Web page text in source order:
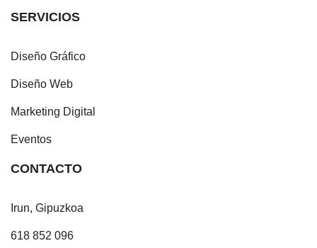
SERVICIOS
Diseño Gráfico
Diseño Web
Marketing Digital
Eventos
CONTACTO
Irun, Gipuzkoa
618 852 096